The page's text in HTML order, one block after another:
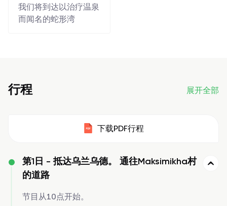
我们将到达以治疗温泉
而闻名的蛇形湾
行程 展开全部
下载PDF行程
第1日 -抵达乌兰乌德。 通往Maksimikha村
的道路
节目从10点开始。